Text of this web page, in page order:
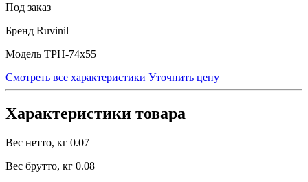
Под заказ
Бренд Ruvinil
Модель ТРН-74х55
Смотреть все характеристики Уточнить цену
Характеристики товара
Вес нетто, кг 0.07
Вес брутто, кг 0.08